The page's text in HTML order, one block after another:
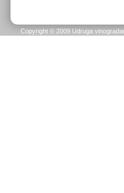
Copyright © 2009 Udruga